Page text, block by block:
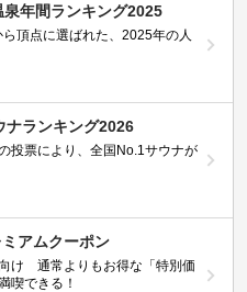
年間ランキング2025
頂点に選ばれた、2025年の人
ナランキング2026
投票により、全国No.1サウナが
アムクーポン
け 通常よりもお得な「特別価
喫できる！